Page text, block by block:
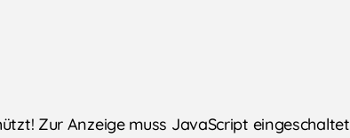
Zur Anzeige muss JavaScript eingeschaltet